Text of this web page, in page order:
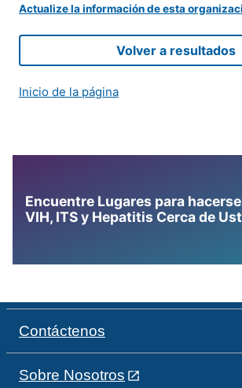
Actualize la información de esta
Volver a resultados
Inicio de la página
Encuentre Lugares para
VIH, ITS y Hepatitis Cerca de
Contáctenos
Sobre Nosotros